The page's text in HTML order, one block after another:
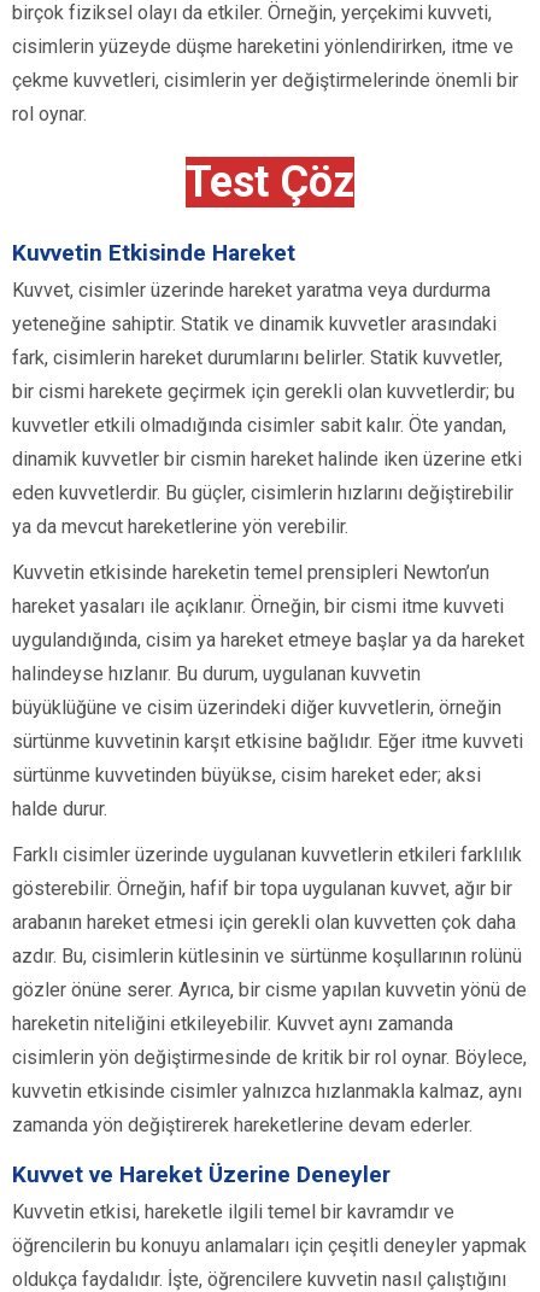
birçok fiziksel olayı da etkiler. Örneğin, yerçekimi kuvveti,
cisimlerin yüzeyde düşme hareketini yönlendirirken, itme ve
çekme kuvvetleri, cisimlerin yer değiştirmelerinde önemli bir
rol oynar.
Test Çöz
Kuvvetin Etkisinde Hareket
Kuvvet, cisimler üzerinde hareket yaratma veya durdurma
yeteneğine sahiptir. Statik ve dinamik kuvvetler arasındaki
fark, cisimlerin hareket durumlarını belirler. Statik kuvvetler,
bir cismi harekete geçirmek için gerekli olan kuvvetlerdir; bu
kuvvetler etkili olmadığında cisimler sabit kalır. Öte yandan,
dinamik kuvvetler bir cismin hareket halinde iken üzerine etki
eden kuvvetlerdir. Bu güçler, cisimlerin hızlarını değiştirebilir
ya da mevcut hareketlerine yön verebilir.
Kuvvetin etkisinde hareketin temel prensipleri Newton’un
hareket yasaları ile açıklanır. Örneğin, bir cismi itme kuvveti
uygulandığında, cisim ya hareket etmeye başlar ya da hareket
halindeyse hızlanır. Bu durum, uygulanan kuvvetin
büyüklüğüne ve cisim üzerindeki diğer kuvvetlerin, örneğin
sürtünme kuvvetinin karşıt etkisine bağlıdır. Eğer itme kuvveti
sürtünme kuvvetinden büyükse, cisim hareket eder; aksi
halde durur.
Farklı cisimler üzerinde uygulanan kuvvetlerin etkileri farklılık
gösterebilir. Örneğin, hafif bir topa uygulanan kuvvet, ağır bir
arabanın hareket etmesi için gerekli olan kuvvetten çok daha
azdır. Bu, cisimlerin kütlesinin ve sürtünme koşullarının rolünü
gözler önüne serer. Ayrıca, bir cisme yapılan kuvvetin yönü de
hareketin niteliğini etkileyebilir. Kuvvet aynı zamanda
cisimlerin yön değiştirmesinde de kritik bir rol oynar. Böylece,
kuvvetin etkisinde cisimler yalnızca hızlanmakla kalmaz, aynı
zamanda yön değiştirerek hareketlerine devam ederler.
Kuvvet ve Hareket Üzerine Deneyler
Kuvvetin etkisi, hareketle ilgili temel bir kavramdır ve
öğrencilerin bu konuyu anlamaları için çeşitli deneyler yapmak
oldukça faydalıdır. İşte, öğrencilere kuvvetin nasıl çalıştığını